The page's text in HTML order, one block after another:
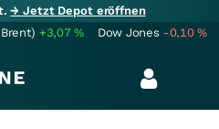
→ Jetzt Depot eröffnen
+3,07% Dow Jones -0,10%